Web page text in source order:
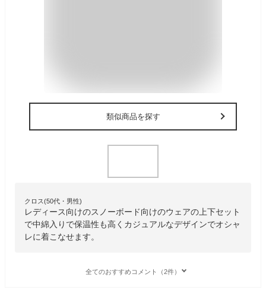
類似商品を探す
クロス(50代・男性)
レディース向けのスノーボード向けのウェアの上下セット
で中綿入りで保温性も高くカジュアルなデザインでオシャ
レに着こなせます。
全てのおすすめコメント（2件）